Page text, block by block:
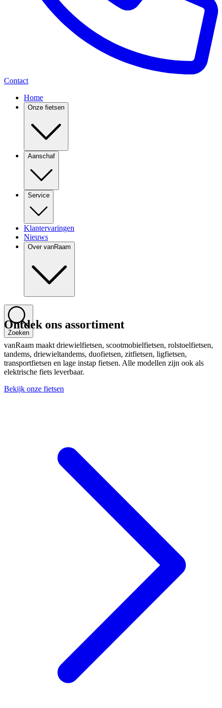
Contact
Home
Onze fietsen
Aanschaf
Service
Klantervaringen
Nieuws
Over vanRaam
Zoeken
Ontdek ons assortiment
vanRaam maakt driewielfietsen, scootmobielfietsen, rolstoelfietsen,
tandems, driewieltandems, duofietsen, zitfietsen, ligfietsen,
transportfietsen en lage instap fietsen. Alle modellen zijn ook als
elektrische fiets leverbaar.
Bekijk onze fietsen